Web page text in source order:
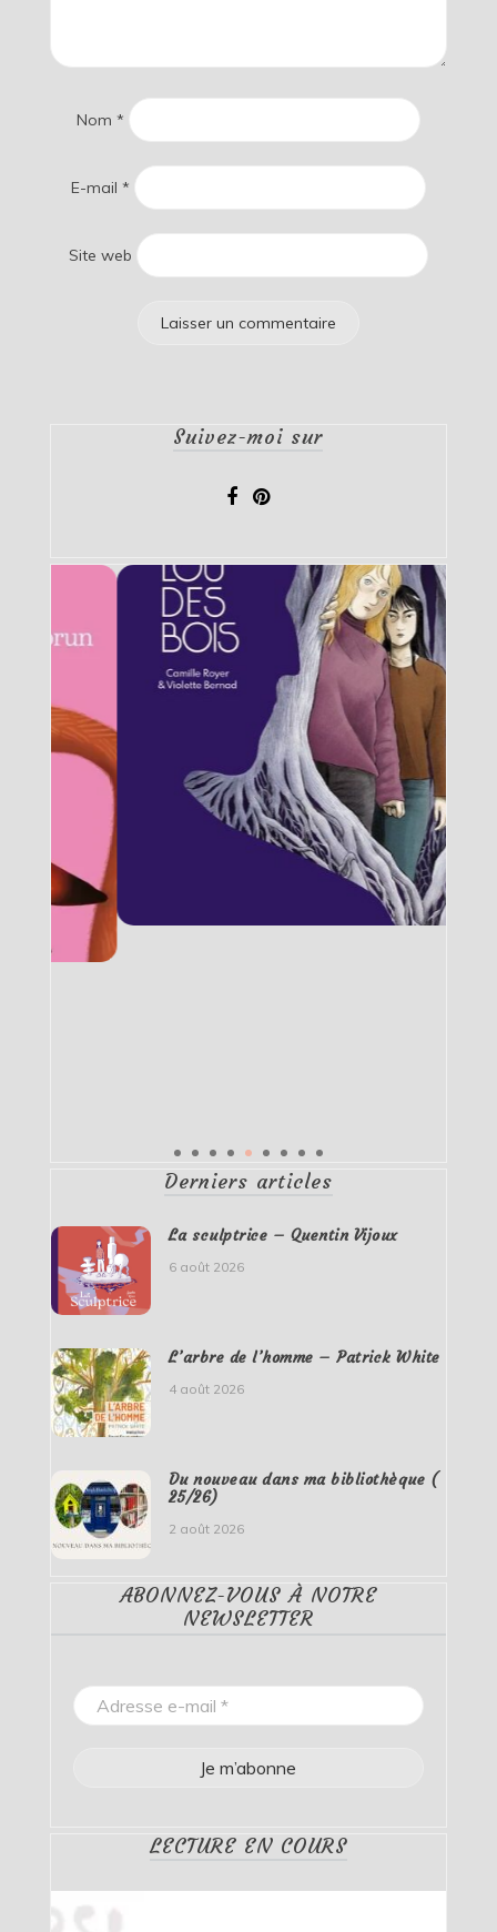
Nom *
E-mail *
Site web
Suivez-moi sur
Derniers articles
La sculptrice – Quentin Vijoux
6 août 2026
L’arbre de l’homme – Patrick White
4 août 2026
Du nouveau dans ma bibliothèque (
25/26)
2 août 2026
ABONNEZ-VOUS À NOTRE
NEWSLETTER
LECTURE EN COURS